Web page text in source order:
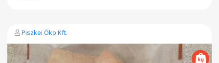
Piszkei Öko Kft.